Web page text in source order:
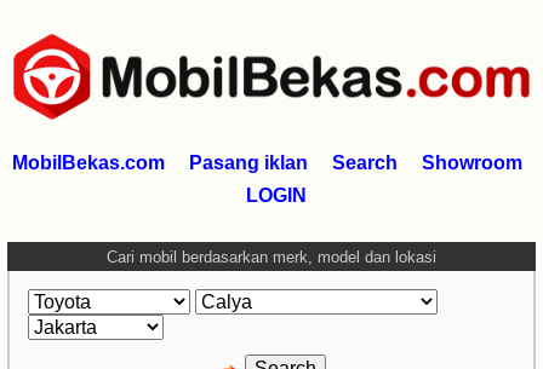
MobilBekas.com Pasang iklan Search
Showroom
LOGIN
Cari mobil berdasarkan merk, model dan lokasi